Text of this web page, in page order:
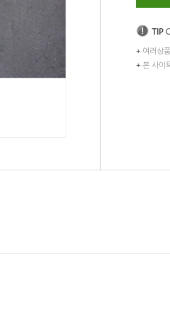
+ 여러상
+ 본 사이